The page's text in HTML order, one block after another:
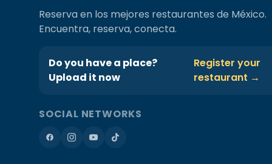
Reserva en los mejores restaurantes de México.
Encuentra, reserva, conecta.
Do you have a place?
Upload it now
Register your
restaurant →
SOCIAL NETWORKS